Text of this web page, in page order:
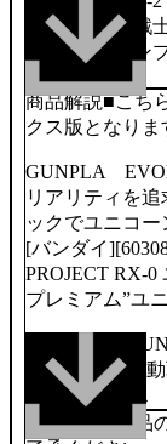
商品解説■こち
クス版となりま
GUNPLA
リアリティを
ックでユニコ
[バンダイ
PROJECT RX-
プレミアム”ユ
商品解説■食品